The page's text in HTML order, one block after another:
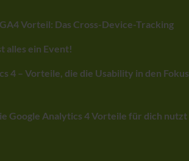
Vorteil: Das Cross-Device-Tracking
alles ein Event!
4 – Vorteile, die die Usability in den Fokus
Google Analytics 4 Vorteile für dich nutzt